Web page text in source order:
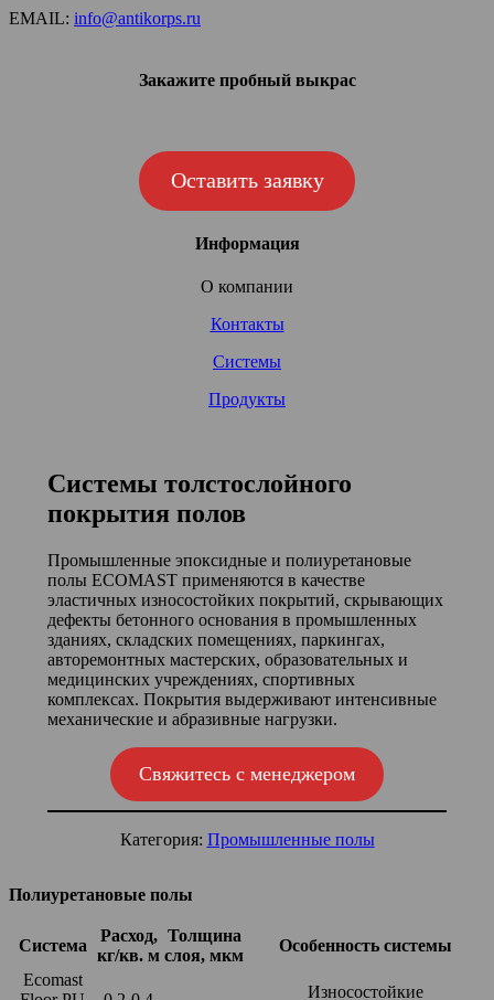
EMAIL: info@antikorps.ru
Закажите пробный выкрас
Оставить заявку
Информация
О компании
Контакты
Системы
Продукты
Системы толстослойного
покрытия полов
Промышленные эпоксидные и полиуретановые
полы ECOMAST применяются в качестве
эластичных износостойких покрытий, скрывающих
дефекты бетонного основания в промышленных
зданиях, складских помещениях, паркингах,
авторемонтных мастерских, образовательных и
медицинских учреждениях, спортивных
комплексах. Покрытия выдерживают интенсивные
механические и абразивные нагрузки.
Свяжитесь с менеджером
Категория: Промышленные полы
Полиуретановые полы
Система
Расход,
кг/кв. м
Толщина
слоя, мкм
Особенность системы
Ecomast
Износостойкие